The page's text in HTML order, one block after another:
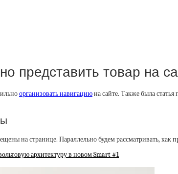
представить товар на
организовать навигациюна сайте. Также была статья
на странице. Параллельно будем рассматривать, как
архитектуру в новом Smart #1